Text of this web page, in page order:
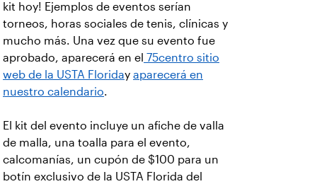
kit hoy! Ejemplos de eventos serían
torneos, horas sociales de tenis, clínicas y
mucho más. Una vez que su evento fue
aprobado, aparecerá en el 75centro sitio
web de la USTA Floriday aparecerá en
nuestro calendario.
El kit del evento incluye un afiche de valla
de malla, una toalla para el evento,
calcomanías, un cupón de $100 para un
botín exclusivo de la USTA Florida del